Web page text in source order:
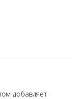
добавляет